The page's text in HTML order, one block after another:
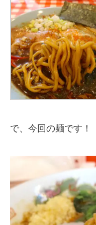
で、今回の麺です！